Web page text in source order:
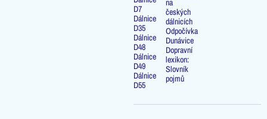
D7
Dálnice
D35
Dálnice
D48
Dálnice
D49
Dálnice
D55
českých
dálnicích
Odpočívka
Dunávice
Dopravní
lexikon:
Slovník
pojmů